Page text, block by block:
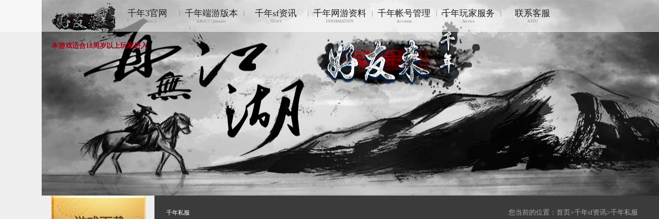
千年3官网
Qiānnián 3
千年端游版本
ABOUT Qiānnián
千年sf资讯
NEWS
千年网游资料
INFORMATION
千年帐号管理
Accounts
千年玩家服务
Service
联系客服
KEFU
本游戏适合18周岁以上玩家进入
千年私服 您当前的位置： 首页 >千年sf资讯>千年私服